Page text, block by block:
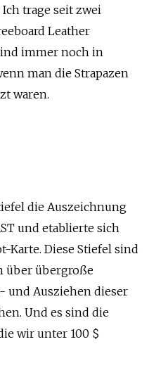
trage seit zwei
Leather
immer noch in
man die Strapazen
waren.
die Auszeichnung
und etablierte sich
Karte. Diese Stiefel sind
über übergroße
und Ausziehen dieser
Und es sind die
wir unter 100 $